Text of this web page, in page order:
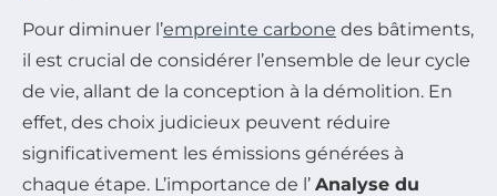
Pour diminuer l’empreinte carbone des bâtiments,
il est crucial de considérer l’ensemble de leur cycle
de vie, allant de la conception à la démolition. En
effet, des choix judicieux peuvent réduire
significativement les émissions générées à
chaque étape. L’importance de l’ Analyse du